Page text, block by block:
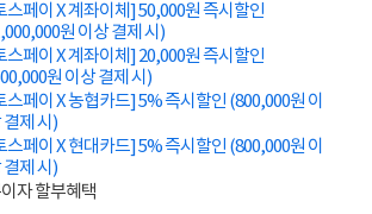
스페이 X 계좌이체] 50,000원 즉시할인
원 이상 결제 시)
스페이 X 계좌이체] 20,000원 즉시할인
원 이상 결제 시)
스페이 X 농협카드] 5% 즉시할인 (800,000원 이
결제 시)
스페이 X 현대카드] 5% 즉시할인 (800,000원 이
결제 시)
자 할부혜택